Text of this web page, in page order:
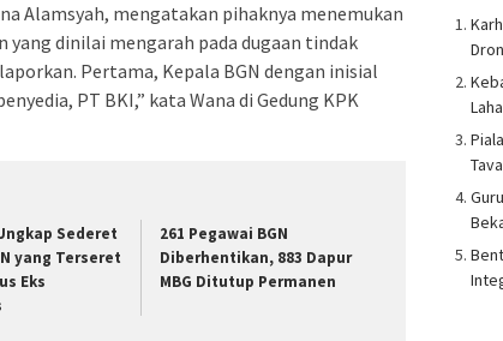
Alamsyah, mengatakan pihaknya menemukan
yang dinilai mengarah pada dugaan tindak
Pertama, Kepala BGN dengan inisial
PT BKI,” kata Wana di Gedung KPK
Sederet
yang Terseret
Eks
261 Pegawai BGN
Diberhentikan, 883 Dapur
MBG Ditutup Permanen